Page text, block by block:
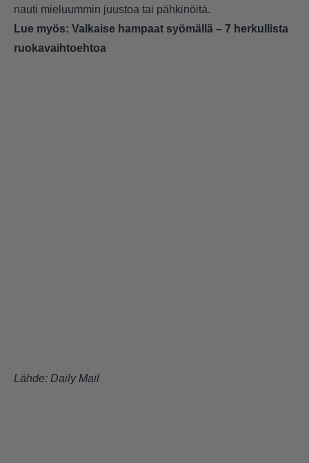
nauti mieluummin juustoa tai pähkinöitä.
Lue myös: Valkaise hampaat syömällä – 7 herkullista
ruokavaihtoehtoa
Lähde: Daily Mail